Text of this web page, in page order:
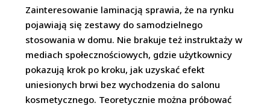
Zainteresowanie laminacją sprawia, że na rynku
pojawiają się zestawy do samodzielnego
stosowania w domu. Nie brakuje też instruktaży w
mediach społecznościowych, gdzie użytkownicy
pokazują krok po kroku, jak uzyskać efekt
uniesionych brwi bez wychodzenia do salonu
kosmetycznego. Teoretycznie można próbować